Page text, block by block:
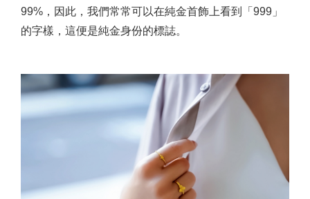
99%，因此，我們常常可以在純金首飾上看到「999」
的字樣，這便是純金身份的標誌。